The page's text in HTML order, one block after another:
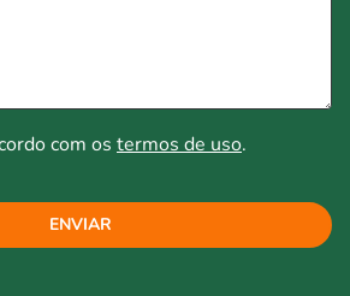
com os termos de uso.
ENVIAR